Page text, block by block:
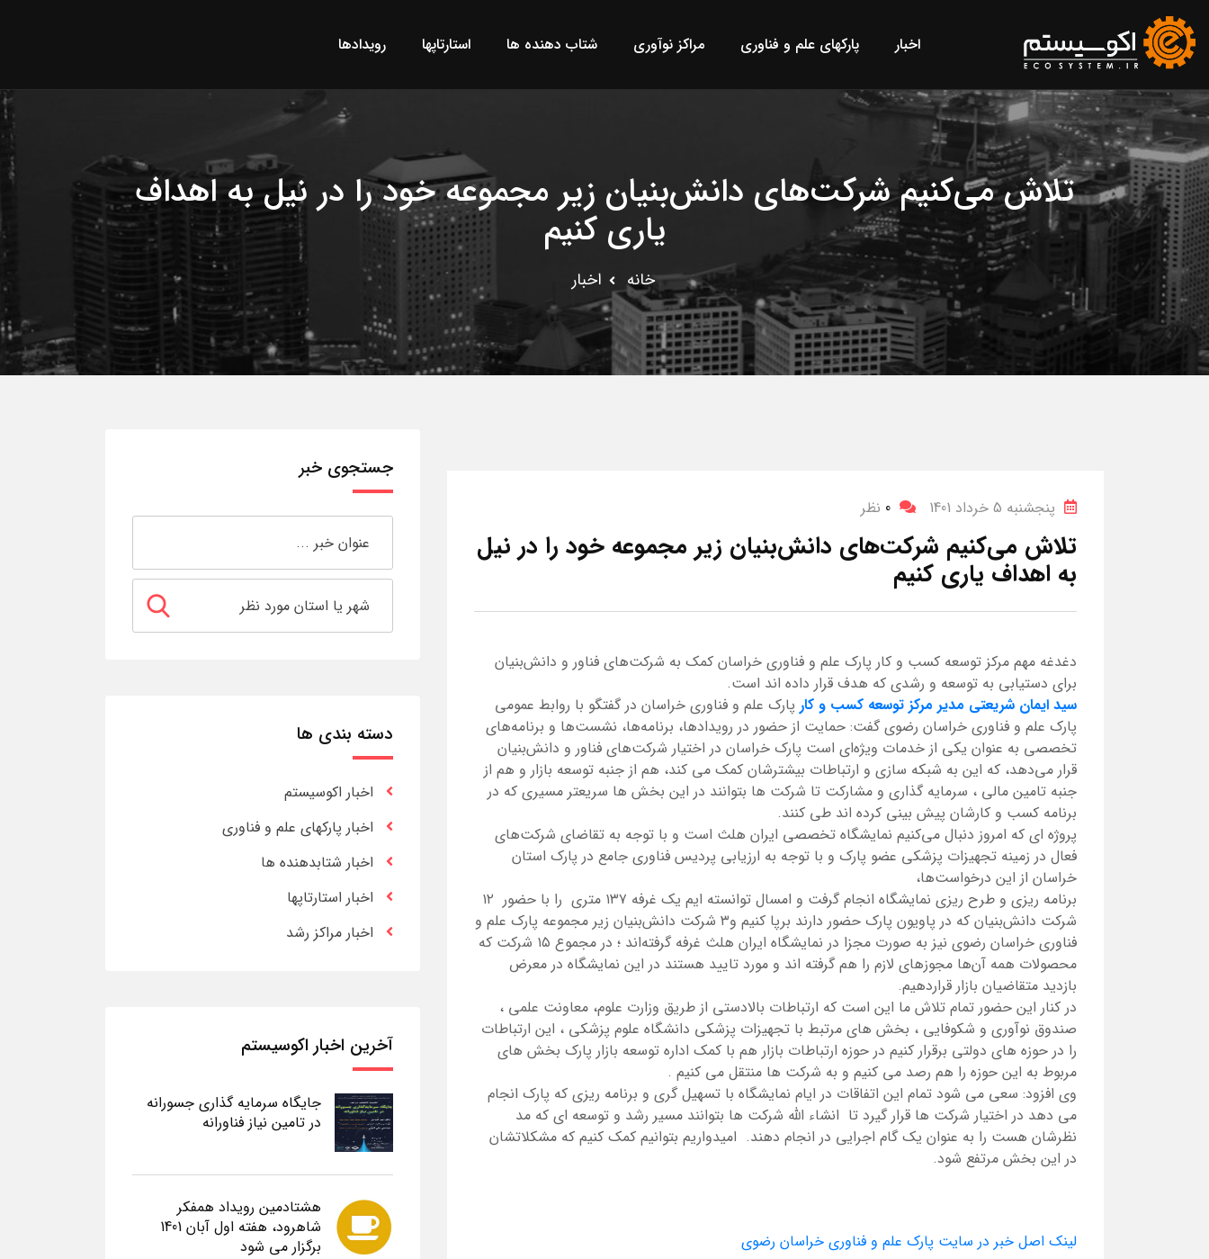
اخبار پارکهای علم و فناوری مراکز نوآوری شتاب دهنده ها استارتاپها رویدادها
تلاش می‌کنیم شرکت‌های دانش‌بنیان زیر مجموعه خود را در نیل به اهداف
یاری کنیم
خانه اخبار
پنجشنبه 5 خرداد 1401 0 نظر
تلاش می‌کنیم شرکت‌های دانش‌بنیان زیر مجموعه خود را در نیل
به اهداف یاری کنیم
دغدغه مهم مرکز توسعه کسب و کار پارک علم و فناوری خراسان کمک به شرکت‌های فناور و دانش‌بنیان
برای دستیابی به توسعه و رشدی که هدف قرار داده اند است.
سید ایمان شریعتی مدیر مرکز توسعه کسب و کار پارک علم و فناوری خراسان در گفتگو با روابط عمومی
پارک علم و فناوری خراسان رضوی گفت: حمایت از حضور در رویدادها، برنامه‌ها، نشست‌ها و برنامه‌های
تخصصی به عنوان یکی از خدمات ویژه‌ای است پارک خراسان در اختیار شرکت‌های فناور و دانش‌بنیان
قرار می‌دهد، که این به شبکه سازی و ارتباطات بیشترشان کمک می کند، هم از جنبه توسعه بازار و هم از
جنبه تامین مالی ، سرمایه گذاری و مشارکت تا شرکت ها بتوانند در این بخش ها سریعتر مسیری که در
برنامه کسب و کارشان پیش بینی کرده اند طی کنند.
پروژه ای که امروز دنبال می‌کنیم نمایشگاه تخصصی ایران هلث است و با توجه به تقاضای شرکت‌های
فعال در زمینه تجهیزات پزشکی عضو پارک و با توجه به ارزیابی پردیس فناوری جامع در پارک استان
خراسان از این درخواست‌ها،
برنامه ریزی و طرح ریزی نمایشگاه انجام گرفت و امسال توانسته ایم یک غرفه ۱۳۷ متری را با حضور ۱۲
شرکت دانش‌بنیان که در پاویون پارک حضور دارند برپا کنیم و۳ شرکت دانش‌بنیان زیر مجموعه پارک علم و
فناوری خراسان رضوی نیز به صورت مجزا در نمایشگاه ایران هلث غرفه گرفته‌اند ؛ در مجموع ۱۵ شرکت که
محصولات همه آن‌ها مجوزهای لازم را هم گرفته اند و مورد تایید هستند در این نمایشگاه در معرض
بازدید متقاضیان بازار قراردهیم.
در کنار این حضور تمام تلاش ما این است که ارتباطات بالادستی از طریق وزارت علوم، معاونت علمی ،
صندوق نوآوری و شکوفایی ، بخش های مرتبط با تجهیزات پزشکی دانشگاه علوم پزشکی ، این ارتباطات
را در حوزه های دولتی برقرار کنیم در حوزه ارتباطات بازار هم با کمک اداره توسعه بازار پارک بخش های
مربوط به این حوزه را هم رصد می کنیم و به شرکت ها منتقل می کنیم .
وی افزود: سعی می شود تمام این اتفاقات در ایام نمایشگاه با تسهیل گری و برنامه ریزی که پارک انجام
می دهد در اختیار شرکت ها قرار گیرد تا انشاء الله شرکت ها بتوانند مسیر رشد و توسعه ای که مد
نظرشان هست را به عنوان یک گام اجرایی در انجام دهند. امیدواریم بتوانیم کمک کنیم که مشکلاتشان
در این بخش مرتفع شود.
لینک اصل خبر در سایت پارک علم و فناوری خراسان رضوی
جستجوی خبر
دسته بندی ها
اخبار اکوسیستم
اخبار پارکهای علم و فناوری
اخبار شتابدهنده ها
اخبار استارتاپها
اخبار مراکز رشد
آخرین اخبار اکوسیستم
جایگاه سرمایه گذاری جسورانه
در تامین نیاز فناورانه
هشتادمین رویداد همفکر
شاهرود، هفته اول آبان 1401
برگزار می شود